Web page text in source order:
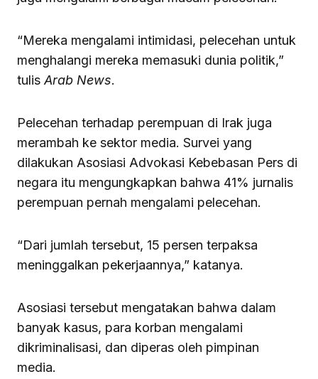
“Mereka mengalami intimidasi, pelecehan untuk
menghalangi mereka memasuki dunia politik,”
tulis Arab News.
Pelecehan terhadap perempuan di Irak juga
merambah ke sektor media. Survei yang
dilakukan Asosiasi Advokasi Kebebasan Pers di
negara itu mengungkapkan bahwa 41% jurnalis
perempuan pernah mengalami pelecehan.
“Dari jumlah tersebut, 15 persen terpaksa
meninggalkan pekerjaannya,” katanya.
Asosiasi tersebut mengatakan bahwa dalam
banyak kasus, para korban mengalami
dikriminalisasi, dan diperas oleh pimpinan
media.